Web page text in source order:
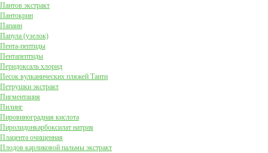
Пантов экстракт
Пантокрин
Папаин
Папула (узелок)
Пента-пептиды
Пентапептиды
Перидоксаль хлорид
Песок вулканических пляжей Таити
Петрушки экстракт
Пигментация
Пилинг
Пировиноградная кислота
Пиролидонкарбоксилат натрия
Плацента очищенная
Плодов карликовой пальмы экстракт